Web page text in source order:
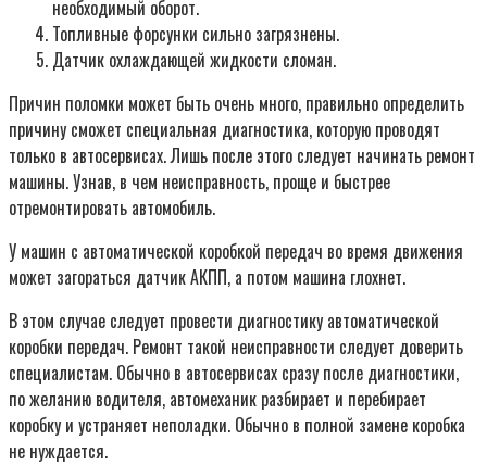
необходимый оборот.
Топливные форсунки сильно загрязнены.
Датчик охлаждающей жидкости сломан.
Причин поломки может быть очень много, правильно определить
причину сможет специальная диагностика, которую проводят
только в автосервисах. Лишь после этого следует начинать ремонт
машины. Узнав, в чем неисправность, проще и быстрее
отремонтировать автомобиль.
У машин с автоматической коробкой передач во время движения
может загораться датчик АКПП, а потом машина глохнет.
В этом случае следует провести диагностику автоматической
коробки передач. Ремонт такой неисправности следует доверить
специалистам. Обычно в автосервисах сразу после диагностики,
по желанию водителя, автомеханик разбирает и перебирает
коробку и устраняет неполадки. Обычно в полной замене коробка
не нуждается.